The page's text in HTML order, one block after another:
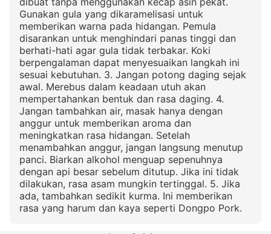
Gunakan gula yang dikaramelisasi untuk
memberikan warna pada hidangan. Pemula
disarankan untuk menghindari panas tinggi dan
berhati-hati agar gula tidak terbakar. Koki
berpengalaman dapat menyesuaikan langkah ini
sesuai kebutuhan. 3. Jangan potong daging sejak
awal. Merebus dalam keadaan utuh akan
mempertahankan bentuk dan rasa daging. 4.
Jangan tambahkan air, masak hanya dengan
anggur untuk memberikan aroma dan
meningkatkan rasa hidangan. Setelah
menambahkan anggur, jangan langsung menutup
panci. Biarkan alkohol menguap sepenuhnya
dengan api besar sebelum ditutup. Jika ini tidak
dilakukan, rasa asam mungkin tertinggal. 5. Jika
ada, tambahkan sedikit kurma. Ini memberikan
rasa yang harum dan kaya seperti Dongpo Pork.